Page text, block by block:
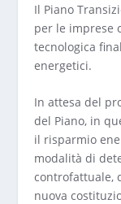
Il Piano
per le imprese
tecnologica
energetici.
In attesa del
del Piano, in
il risparmio
modalità di
controfattuale,
nuova